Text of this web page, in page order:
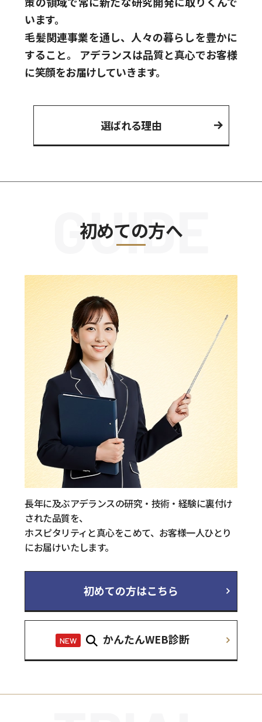
います。
毛髪関連事業を通し、人々の暮らしを豊かに
すること。
アデランスは品質と真心でお客様
に笑顔をお届けしていきます。
選ばれる理由
初めての方へ
GUIDE
長年に及ぶアデランスの研究・技術・経験に裏付け
された品質を、
ホスピタリティと真心をこめて、お客様一人ひとり
にお届けいたします。
初めての方はこちら
NEW かんたんWEB診断